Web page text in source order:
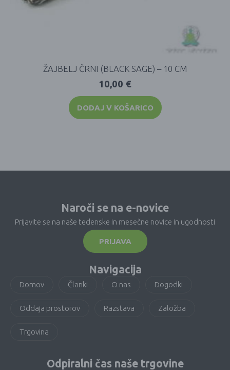
ŽAJBELJ ČRNI (BLACK SAGE) – 10 CM
10,00 €
DODAJ V KOŠARICO
Naroči se na e-novice
Prijavite se na naše tedenske in mesečne novice in ugodnosti
PRIJAVA
Navigacija
Domov Članki O nas Dogodki
Oddaja prostorov Razstava Založba
Trgovina
Odpiralni čas naše trgovine